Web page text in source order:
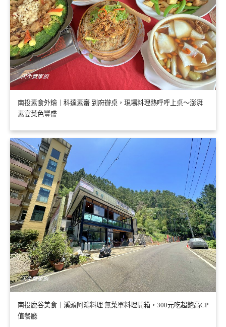
南投素食外燴｜科達素齋 到府辦桌，現場料理熱呼呼上桌～澎湃
素宴菜色豐盛
南投鹿谷美食｜溪頭阿鴻料理 無菜單料理開箱，300元吃超飽高CP
值餐廳